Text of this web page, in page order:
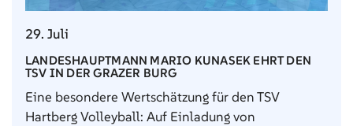
29. Juli
LANDESHAUPTMANN MARIO KUNASEK EHRT DEN
TSV IN DER GRAZER BURG
Eine besondere Wertschätzung für den TSV
Hartberg Volleyball: Auf Einladung von